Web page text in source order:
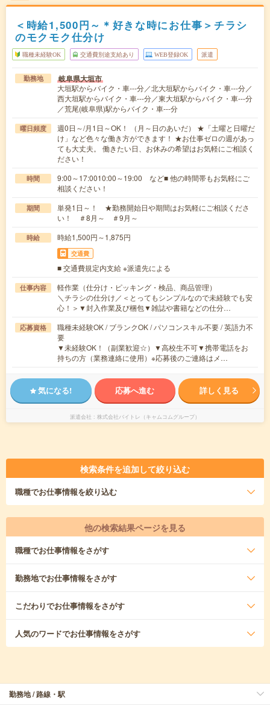
＜時給1,500円～＊好きな時にお仕事＞チラシ
のモクモク仕分け
職種未経験OK 交通費別途支給あり WEB登録OK 派遣
勤務地 岐阜県大垣市
大垣駅からバイク・車---分／北大垣駅からバイク・車---分／
西大垣駅からバイク・車---分／東大垣駅からバイク・車---分
／荒尾(岐阜県)駅からバイク・車---分
曜日頻度
週0日～/月1日～OK！ （月～日のあいだ） ★「土曜と日曜だ
け」など色々な働き方ができます！ ★お仕事ゼロの週があっ
ても大丈夫。 働きたい日、お休みの希望はお気軽にご相談く
ださい！
時間
9:00～17:0010:00～19:00 など■ 他の時間帯もお気軽にご
相談ください！
期間
単発1日～！ ★勤務開始日や期間はお気軽にご相談くださ
い！ ＃8月～ ＃9月～
時給 時給1,500円～1,875円
交通費
■ 交通費規定内支給 ※派遣先による
仕事内容
軽作業（仕分け・ピッキング・検品、商品管理）
＼チラシの仕分け／＜とってもシンプルなので未経験でも安
心！＞▼封入作業及び梱包▼雑誌や書籍などの仕分…
応募資格
職種未経験OK / ブランクOK / パソコンスキル不要 / 英語力不
要
▼未経験OK！（副業歓迎☆）▼高校生不可▼携帯電話をお
持ちの方（業務連絡に使用）※応募後のご連絡はメ…
気になる! 応募へ進む 詳しく見る
派遣会社 株式会社バイトレ（キャムコムグループ）
検索条件を追加して絞り込む
職種でお仕事情報を絞り込む
他の検索結果ページを見る
職種でお仕事情報をさがす
勤務地でお仕事情報をさがす
こだわりでお仕事情報をさがす
人気のワードでお仕事情報をさがす
勤務地 / 路線・駅